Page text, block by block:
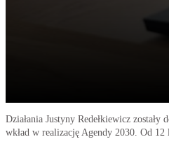
Działania Justyny Redełkiewicz
wkład w realizację Agendy 2030. Od 12